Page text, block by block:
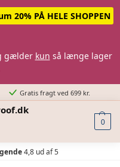
20% PÅ HELE SHOPPEN
gælder kun så længe lager
Gratis fragt ved 699 kr.
0
4,8 ud af 5